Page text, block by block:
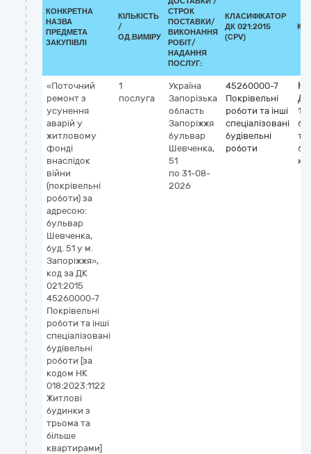
КОНКРЕТНА
НАЗВА
ПРЕДМЕТА
ЗАКУПІВЛІ
КІЛЬКІСТЬ
/
ОД.ВИМІРУ
СТРОК
ПОСТАВКИ/
ВИКОНАННЯ
РОБІТ/
НАДАННЯ
ПОСЛУГ:
КЛАСИФІКАТОР
ДК 021:2015
(CPV)
«Поточний
ремонт з
усунення
аварій у
житловому
фонді
внаслідок
війни
(покрівельні
роботи) за
адресою:
бульвар
Шевченка,
буд. 51 у м.
Запоріжжя»,
код за ДК
021:2015
45260000-7
Покрівельні
роботи та інші
спеціалізовані
будівельні
роботи [за
кодом НК
018:2023:1122
Житлові
будинки з
трьома та
більше
квартирами]
1
послуга
Україна
Запорізька
область
Запоріжжя
бульвар
Шевченка,
51
по 31-08-
2026
45260000-7
Покрівельні
роботи та інші
спеціалізовані
будівельні
роботи